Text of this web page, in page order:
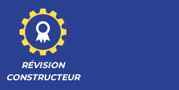
RÉVISION
CONSTRUCTEUR